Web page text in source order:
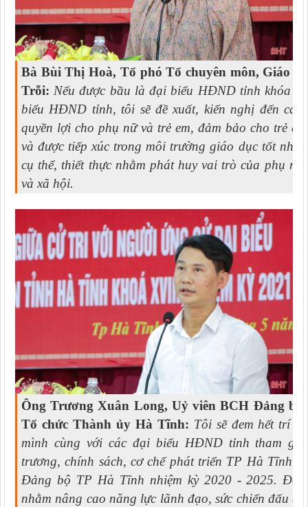
Bà Bùi Thị Hoà, Tổ phó Tổ chuyên môn, Giáo
Trỗi: Nếu được bầu là đại biểu HĐND tỉnh khóa
biểu HĐND tỉnh, tôi sẽ đề xuất, kiến nghị đến
quyền lợi cho phụ nữ và trẻ em, đảm bảo cho trẻ
và được tiếp xúc trong môi trường giáo dục tốt
cụ thể, thiết thực nhằm phát huy vai trò của phụ
và xã hội.
Ông Trương Xuân Long, Uỷ viên BCH Đảng
Tổ chức Thành ủy Hà Tĩnh: Tôi sẽ đem hết trí
mình cùng với các đại biểu HĐND tỉnh tham
trương, chính sách, cơ chế phát triển TP Hà Tĩnh
Đảng bộ TP Hà Tĩnh nhiệm kỳ 2020 - 2025.
nhằm nâng cao năng lực lãnh đạo, sức chiến đấu